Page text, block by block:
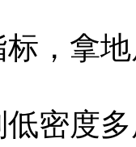
，拿
密度